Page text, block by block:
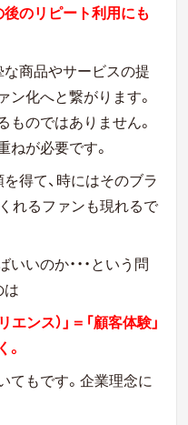
後のリピート利用にも
な商品やサービスの提
化へと繋がります。
のではありません。
が必要です。
得て、時にはそのブラ
れるファンも現れるで
いのか・・・という問
は
ンス）」＝「顧客体験」
てもです。企業理念に